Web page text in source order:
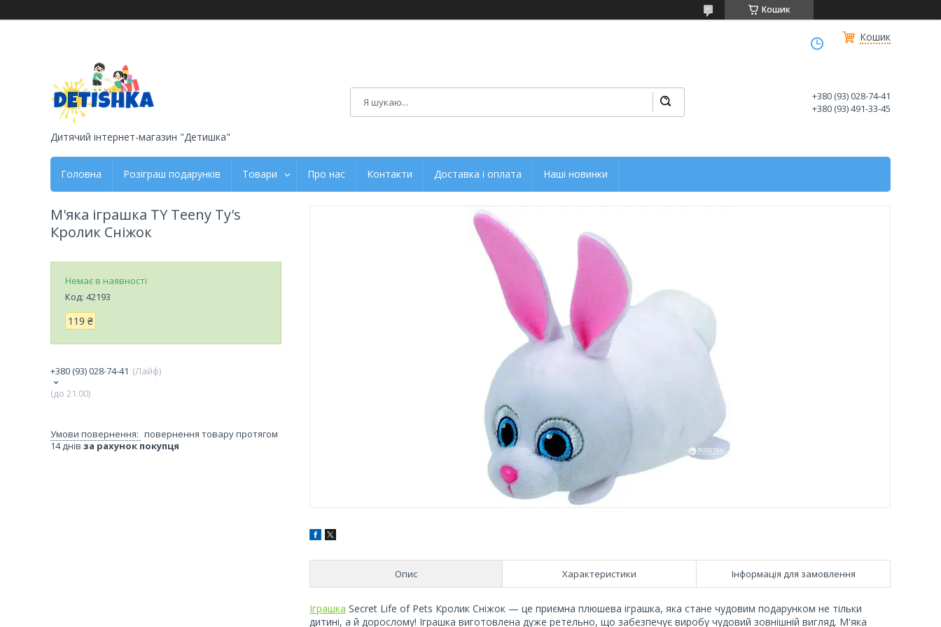
Кошик
Кошик
Дитячий інтернет-магазин "Детишка"
+380 (93) 028-74-41
+380 (93) 491-33-45
Головна Розіграш подарунків Товари Про нас Контакти Доставка і оплата Наші новинки
Опис Характеристики Інформація для замовлення
Іграшка Secret Life of Pets Кролик Сніжок — це приємна плюшева іграшка, яка стане чудовим подарунком не тільки
дитині, а й дорослому! Іграшка виготовлена дуже ретельно, що забезпечує виробу чудовий зовнішній вигляд. М'яка
М'яка іграшка TY Teeny Ty's
Кролик Сніжок
Немає в наявності
Код: 42193
119 ₴
+380 (93) 028-74-41
Лайф
(до 21.00)
повернення товару протягом
14 днів за рахунок покупця